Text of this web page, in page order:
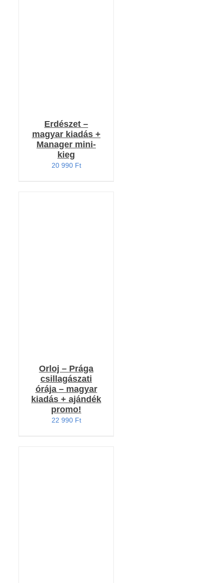
Erdészet –
magyar kiadás +
Manager mini-
kieg
20 990 Ft
Orloj – Prága
csillagászati
órája – magyar
kiadás + ajándék
promo!
22 990 Ft